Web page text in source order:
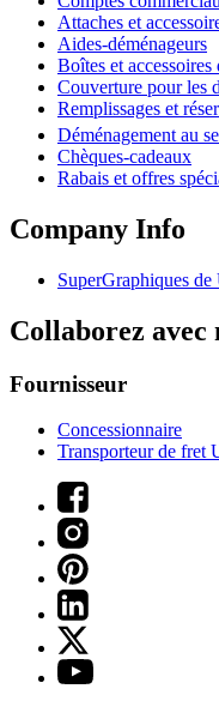
Attaches et
Aides-déménageurs
Boîtes et accessoires
Couverture pour les
Remplissages et
Déménagement au
Chèques-cadeaux
Rabais et offres
Company Info
SuperGraphiques de
Collaborez avec
Fournisseur
Concessionnaire
Transporteur de fret